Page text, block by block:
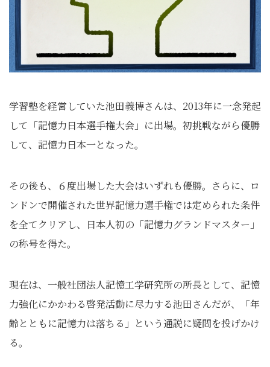
学習塾を経営していた池田義博さんは、2013年に一念発起
して「記憶力日本選手権大会」に出場。初挑戦ながら優勝
して、記憶力日本一となった。
その後も、６度出場した大会はいずれも優勝。さらに、ロ
ンドンで開催された世界記憶力選手権では定められた条件
を全てクリアし、日本人初の「記憶力グランドマスター」
の称号を得た。
現在は、一般社団法人記憶工学研究所の所長として、記憶
力強化にかかわる啓発活動に尽力する池田さんだが、「年
齢とともに記憶力は落ちる」という通説に疑問を投げかけ
る。